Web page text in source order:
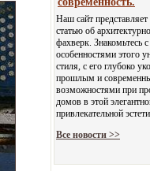
Наш сайт
статью об
фахверк. Знакомьтесь
особенностями этого
стиля, с его глубоко
прошлым и
возможностями при
домов в этой
привлекательной
Все новости >>